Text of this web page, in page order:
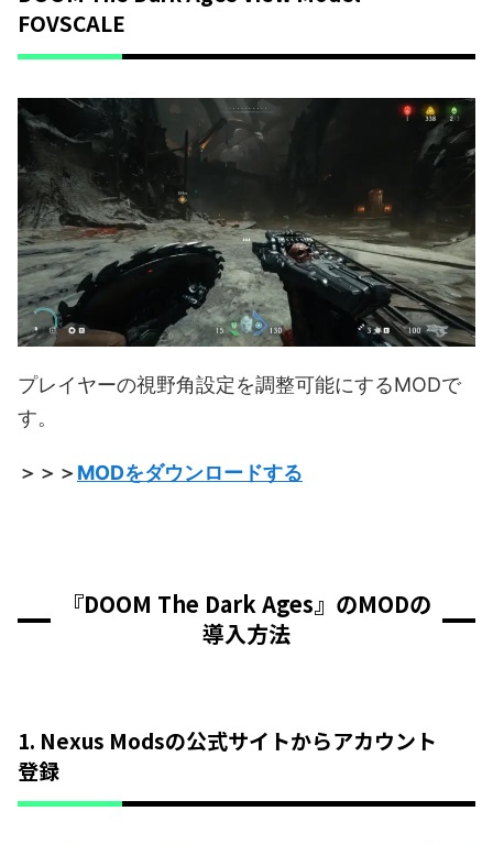
FOVSCALE
プレイヤーの視野角設定を調整可能にするMODで
す。
＞＞＞MODをダウンロードする
『DOOM The Dark Ages』のMODの
導入方法
1. Nexus Modsの公式サイトからアカウント
登録